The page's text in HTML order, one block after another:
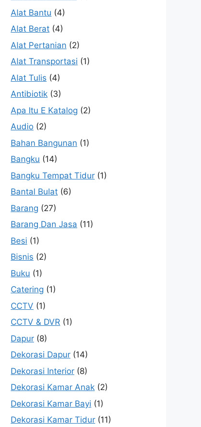
Alat Bantu (4)
Alat Berat (4)
Alat Pertanian (2)
Alat Transportasi (1)
Alat Tulis (4)
Antibiotik (3)
Apa Itu E Katalog (2)
Audio (2)
Bahan Bangunan (1)
Bangku (14)
Bangku Tempat Tidur (1)
Bantal Bulat (6)
Barang (27)
Barang Dan Jasa (11)
Besi (1)
Bisnis (2)
Buku (1)
Catering (1)
CCTV (1)
CCTV & DVR (1)
Dapur (8)
Dekorasi Dapur (14)
Dekorasi Interior (8)
Dekorasi Kamar Anak (2)
Dekorasi Kamar Bayi (1)
Dekorasi Kamar Tidur (11)